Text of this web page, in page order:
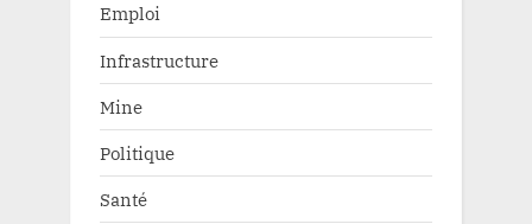
Emploi
Infrastructure
Mine
Politique
Santé